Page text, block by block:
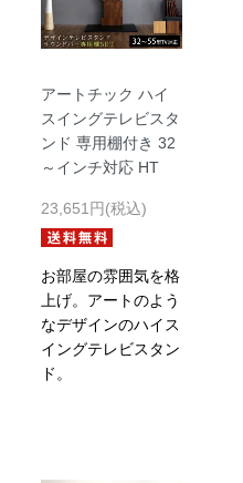
アートチック ハイ
スイングテレビスタ
ンド 専用棚付き 32
～インチ対応 HT
23,651円(税込)
お部屋の雰囲気を格
上げ。アートのよう
なデザインのハイス
イングテレビスタン
ド。